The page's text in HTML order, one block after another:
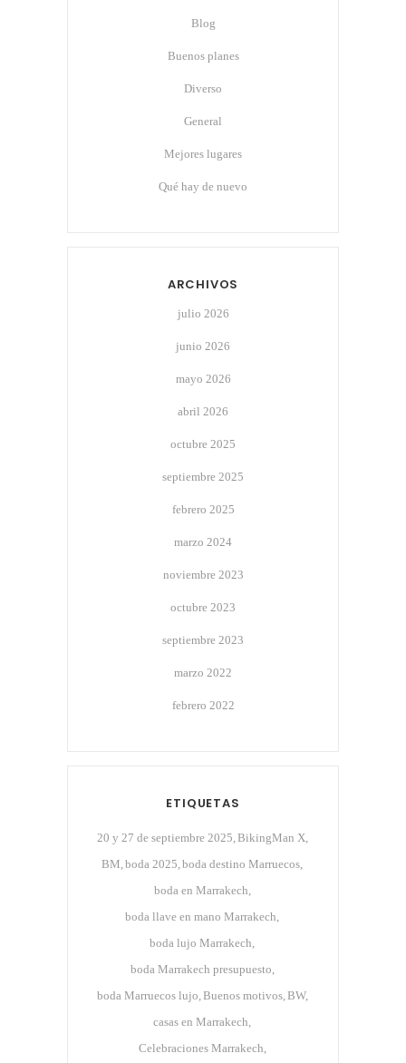
Blog
Buenos planes
Diverso
General
Mejores lugares
Qué hay de nuevo
ARCHIVOS
julio 2026
junio 2026
mayo 2026
abril 2026
octubre 2025
septiembre 2025
febrero 2025
marzo 2024
noviembre 2023
octubre 2023
septiembre 2023
marzo 2022
febrero 2022
ETIQUETAS
20 y 27 de septiembre 2025 BikingMan X
BM boda 2025 boda destino Marruecos
boda en Marrakech
boda llave en mano Marrakech
boda lujo Marrakech
boda Marrakech presupuesto
boda Marruecos lujo Buenos motivos BW
casas en Marrakech
Celebraciones Marrakech